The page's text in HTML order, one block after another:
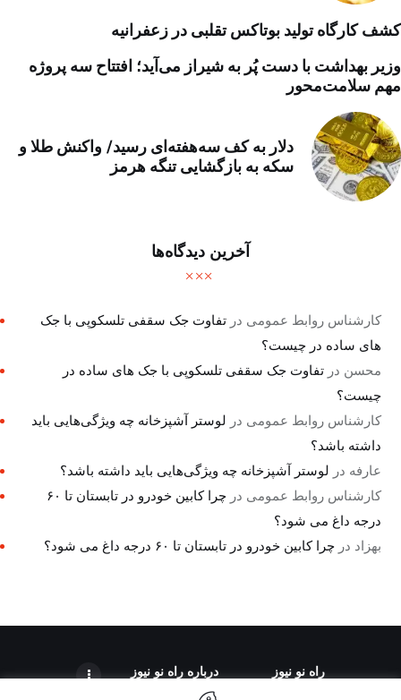
کشف کارگاه تولید بوتاکس تقلبی در زعفرانیه
وزیر بهداشت با دست پُر به شیراز می‌آید؛ افتتاح سه پروژه
مهم سلامت‌محور
دلار به کف سه‌هفته‌ای رسید/ واکنش طلا و
سکه به بازگشایی تنگه هرمز
آخرین دیدگاه‌ها
کارشناس روابط عمومی درتفاوت جک سقفی تلسکوپی با جک
های ساده در چیست؟
محسن درتفاوت جک سقفی تلسکوپی با جک های ساده در
چیست؟
کارشناس روابط عمومی در لوستر آشپزخانه چه ویژگی‌هایی باید
داشته باشد؟
عارفه در لوستر آشپزخانه چه ویژگی‌هایی باید داشته باشد؟
کارشناس روابط عمومی در
چرا کابین خودرو در تابستان تا ۶۰
درجه داغ می شود؟
بهزاد درچرا کابین خودرو در تابستان تا ۶۰ درجه داغ می شود؟
راه نو نیوز درباره راه‌ نو نیوز